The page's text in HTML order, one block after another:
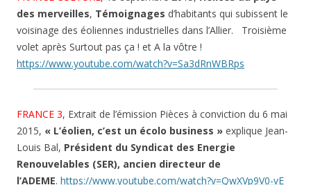
des merveilles, Témoignages d’habitants qui subissent le
voisinage des éoliennes industrielles dans l’Allier. Troisième
volet après Surtout pas ça ! et A la vôtre !
https://www.youtube.com/watch?v=Sa3dRnWBRps
FRANCE 3, Extrait de l’émission Pièces à conviction du 6 mai
2015, « L’éolien, c’est un écolo business » explique Jean-
Louis Bal, Président du Syndicat des Energie
Renouvelables (SER), ancien directeur de
l’ADEME. https://www.youtube.com/watch?v=QwXVp9V0-vE